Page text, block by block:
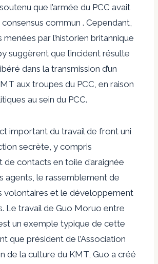
que l’armée du PCC avait
commun . Cependant,
par l’historien britannique
suggèrent que l’incident résulte
dans la transmission d’un
aux troupes du PCC, en raison
au sein du PCC.
important du travail de front uni
secrète, y compris
de contacts en toile d’araignée
agents, le rassemblement de
volontaires et le développement
Le travail de Guo Moruo entre
un exemple typique de cette
que président de l’Association
de la culture du KMT, Guo a créé